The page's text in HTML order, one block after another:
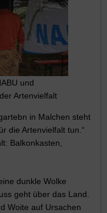
und
Artenvielfalt
in Malchen steht
die Artenvielfalt tun.“
Balkonkasten,
dunkle Wolke
geht über das Land.
Woite auf Ursachen